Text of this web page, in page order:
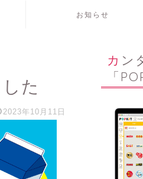
お知らせ
た
2023年10月11日
カンタンPOP作成ツール
「